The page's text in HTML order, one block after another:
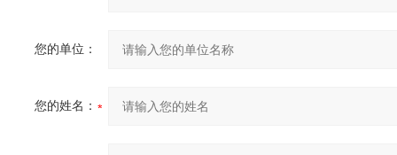
您的单位：
您的姓名：